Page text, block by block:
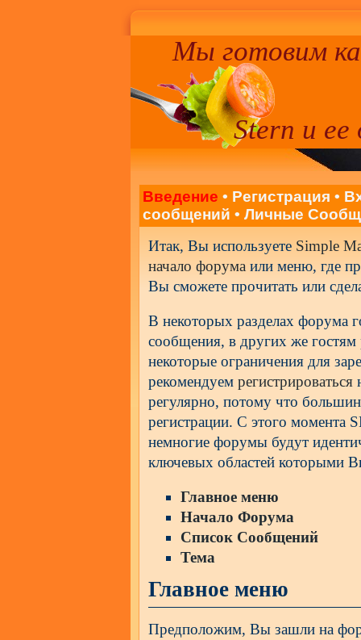
Мы готовим
Stern и ее
Введение • Регистрация •
сообщений • Личные
Итак, Вы используете Simple
начало форума или меню, где
Вы сможете прочитать или
В некоторых разделах форума
сообщения, в других же гостям
некоторые ограничения для
рекомендуемрегистрироваться
регулярно, потому что
регистрации. С этого момента
немногие форумы будут
ключевых областей которыми
Главное меню
Начало Форума
Список Сообщений
Тема
Главное меню
Предположим, Вы зашли на